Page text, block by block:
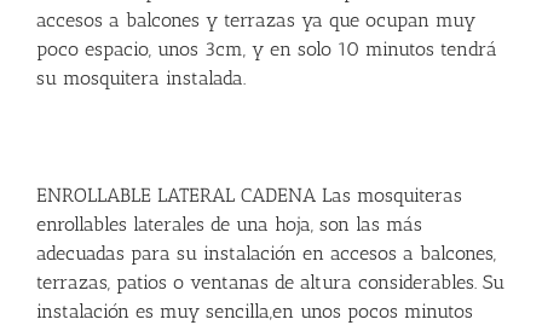
accesos a balcones y terrazas ya que ocupan muy
poco espacio, unos 3cm, y en solo 10 minutos tendrá
su mosquitera instalada.
ENROLLABLE LATERAL CADENA Las mosquiteras
enrollables laterales de una hoja, son las más
adecuadas para su instalación en accesos a balcones,
terrazas, patios o ventanas de altura considerables. Su
instalación es muy sencilla,en unos pocos minutos